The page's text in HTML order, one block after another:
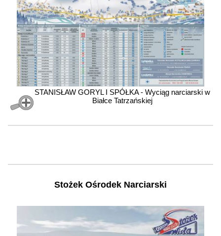
STANISŁAW GORYL I SPÓŁKA - Wyciąg narciarski w
Białce Tatrzańskiej
Stożek Ośrodek Narciarski